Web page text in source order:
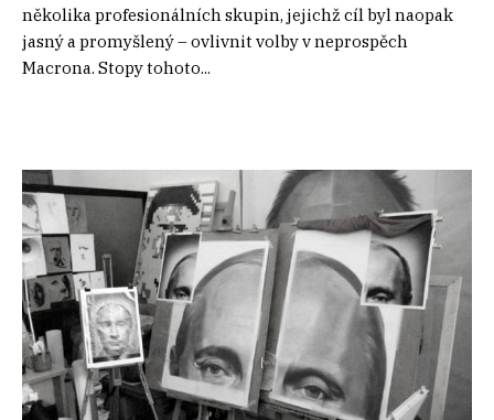
několika profesionálních skupin, jejichž cíl byl naopak
jasný a promyšlený – ovlivnit volby v neprospěch
Macrona. Stopy tohoto...